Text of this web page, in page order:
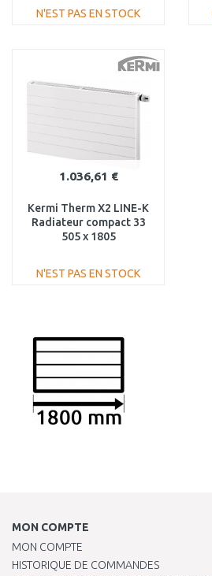
N'EST PAS EN STOCK
1.036,61 €
Kermi Therm X2 LINE-K
Radiateur compact 33
505 x 1805
N'EST PAS EN STOCK
Au comparatif
MON COMPTE
MON COMPTE
HISTORIQUE DE COMMANDES